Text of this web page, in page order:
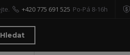
Hledat
+420 775 691 525 Po-Pá 8-16h